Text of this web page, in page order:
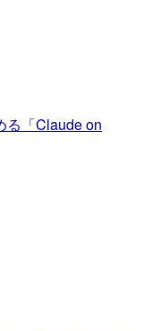
る「Claude on